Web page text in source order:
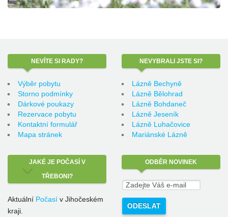
NEVÍTE SI RADY?
Výběr pobytu
Storno podmínky
Dárkové poukazy
Rezervace pobytu
Kontaktní formulář
Mapa stránek
NEVYBRALI JSTE SI?
Lázně Bechyně
Lázně Bělohrad
Lázně Bohdaneč
Lázně Jeseník
Lázně Luhačovice
Mariánské Lázně
JAKÉJE POČASÍ V
TŘEBONI?
Aktuální Počasí v Jihočeském
kraji.
ODBĚR NOVINEK